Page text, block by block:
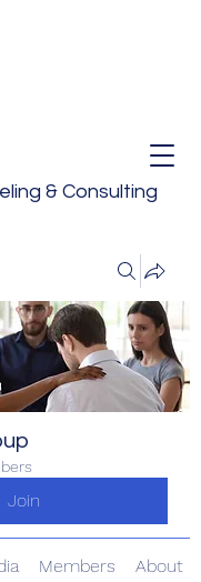
& Consulting
Join
Members About